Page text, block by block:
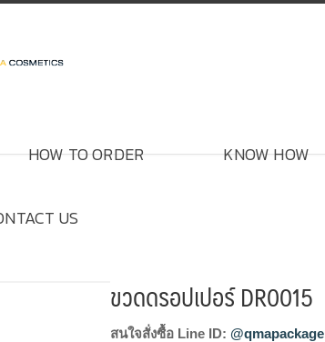
HOW TO ORDER KNOW HOW
US
ขวดดรอปเปอร์ DR0015
สนใจสั่งซื้อ Line ID: @qmapackage